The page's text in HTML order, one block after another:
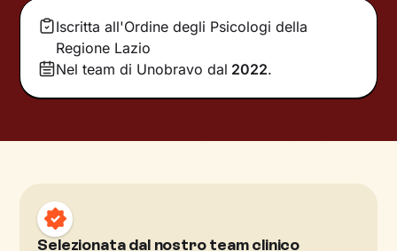
Iscritta all'Ordine degli Psicologi della
Regione Lazio
Nel team di Unobravo dal 2022.
Selezionata dal nostro team clinico